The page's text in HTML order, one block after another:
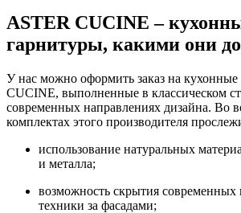
ASTER CUCINE –
гарнитуры, какими они
У нас можно оформить заказ на
CUCINE, выполненные в классическом
современных направлениях дизайна. Во
комплектах этого производителя
использование натуральных
и металла;
возможность скрытия современных
техники за фасадами;